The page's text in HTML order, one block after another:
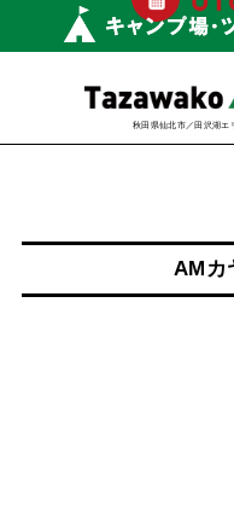
秋田県仙北市／田沢湖エ
AMカ